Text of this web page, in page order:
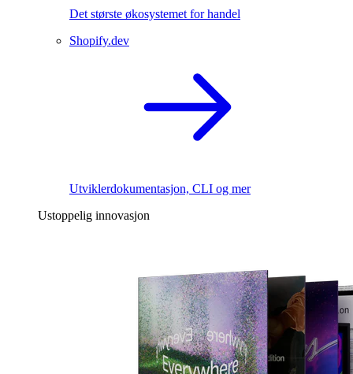
Det største økosystemet for handel
Shopify.dev
Utviklerdokumentasjon, CLI og mer
Ustoppelig innovasjon